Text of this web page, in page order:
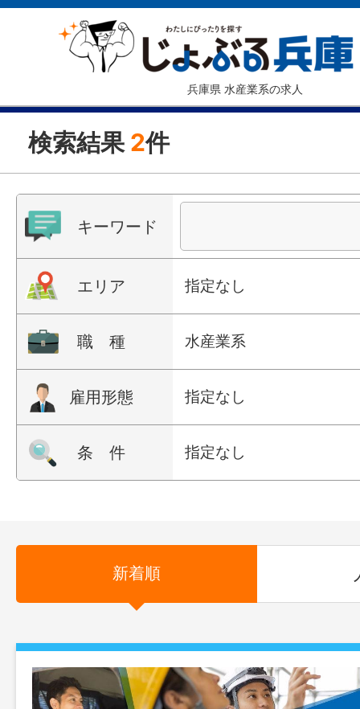
兵庫県 水産業系の求人
検索結果 2件
キーワード
エリア 指定なし
職 種 水産業系
雇用形態 指定なし
条 件 指定なし
新着順